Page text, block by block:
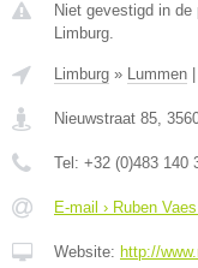
Niet gevestigd in
Limburg.
Limburg » Lummen
Nieuwstraat 85,
Tel: +32 (0)483 140
E-mail › Ruben
Website: http://